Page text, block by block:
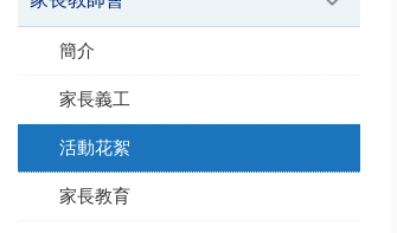
簡介
家長義工
活動花絮
家長教育